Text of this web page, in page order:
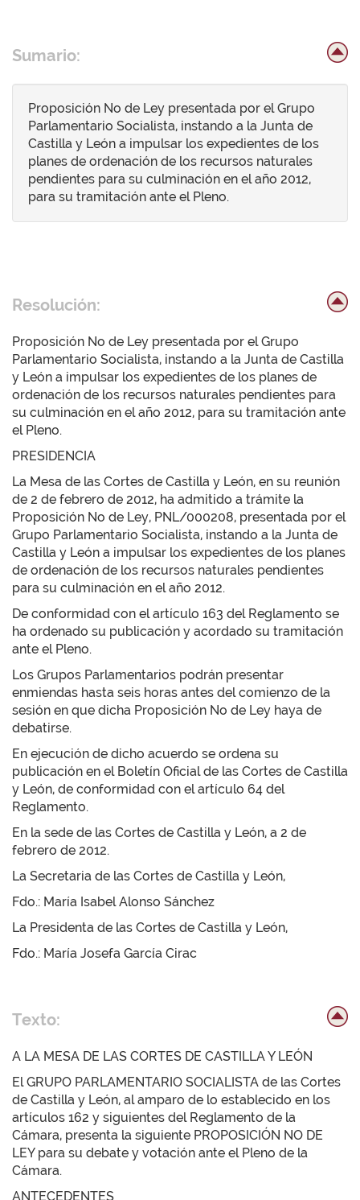
Sumario:
Proposición No de Ley presentada por el Grupo
Parlamentario Socialista, instando a la Junta de
Castilla y León a impulsar los expedientes de los
planes de ordenación de los recursos naturales
pendientes para su culminación en el año 2012,
para su tramitación ante el Pleno.
Resolución:
Proposición No de Ley presentada por el Grupo
Parlamentario Socialista, instando a la Junta de Castilla
y León a impulsar los expedientes de los planes de
ordenación de los recursos naturales pendientes para
su culminación en el año 2012, para su tramitación ante
el Pleno.
PRESIDENCIA
La Mesa de las Cortes de Castilla y León, en su reunión
de 2 de febrero de 2012, ha admitido a trámite la
Proposición No de Ley, PNL/000208, presentada por el
Grupo Parlamentario Socialista, instando a la Junta de
Castilla y León a impulsar los expedientes de los planes
de ordenación de los recursos naturales pendientes
para su culminación en el año 2012.
De conformidad con el artículo 163 del Reglamento se
ha ordenado su publicación y acordado su tramitación
ante el Pleno.
Los Grupos Parlamentarios podrán presentar
enmiendas hasta seis horas antes del comienzo de la
sesión en que dicha Proposición No de Ley haya de
debatirse.
En ejecución de dicho acuerdo se ordena su
publicación en el Boletín Oficial de las Cortes de Castilla
y León, de conformidad con el artículo 64 del
Reglamento.
En la sede de las Cortes de Castilla y León, a 2 de
febrero de 2012.
La Secretaria de las Cortes de Castilla y León,
Fdo.: María Isabel Alonso Sánchez
La Presidenta de las Cortes de Castilla y León,
Fdo.: María Josefa García Cirac
Texto:
A LA MESA DE LAS CORTES DE CASTILLA Y LEÓN
El GRUPO PARLAMENTARIO SOCIALISTA de las Cortes
de Castilla y León, al amparo de lo establecido en los
artículos 162 y siguientes del Reglamento de la
Cámara, presenta la siguiente PROPOSICIÓN NO DE
LEY para su debate y votación ante el Pleno de la
Cámara.
ANTECEDENTES